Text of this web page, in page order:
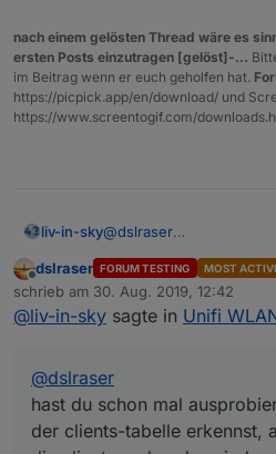
nach einem gelösten Thread wäre es
ersten Posts einzutragen [gelöst]-...
im Beitrag wenn er euch geholfen hat.
https://picpick.app/en/download/ und
https://www.screentogif.com/
liv-in-sky@dslraser
clients-tabelle erkennst,
clients verbunden sind -
Offline
dslraser FORUM TESTING MOST
schrieb am 30. Aug. 2019, 12:42
zuletzt editiert von
@liv-in-sky sagte in Unifi
@dslraser
hast du schon mal
der clients-tabelle erkennst,